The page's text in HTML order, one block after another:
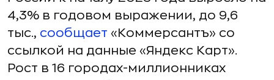
4,3% в годовом выражении, до 9,6
тыс., сообщает «Коммерсантъ» со
ссылкой на данные «Яндекс Карт».
Рост в 16 городах-миллионниках